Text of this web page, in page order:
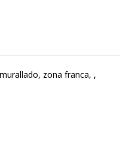
zona franca, ,